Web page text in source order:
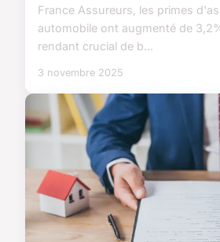
France Assureurs, les primes
automobile ont augmenté de
rendant crucial de b...
3 novembre 2025